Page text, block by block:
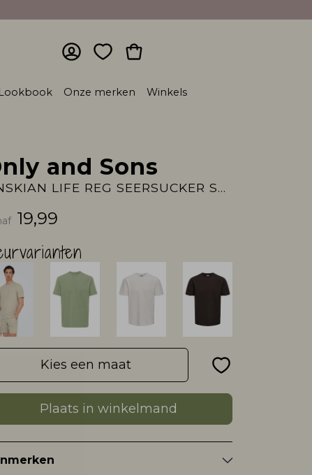
Lookbook Onze merken Winkels
and Sons
ONSKIAN LIFE REG SEERSUCKER SS TEE :
19,99
Kies een maat
Plaats in winkelmand